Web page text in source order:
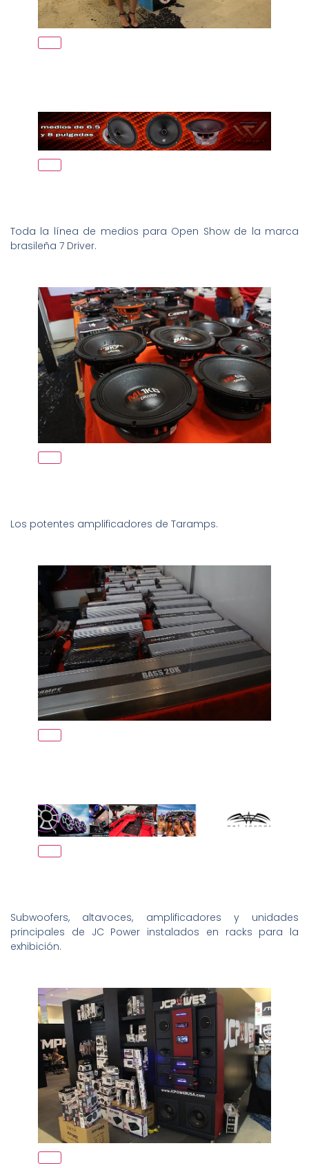
Toda la línea de medios para Open Show de la marca
brasileña 7 Driver.
Los potentes amplificadores de Taramps.
Subwoofers, altavoces, amplificadores y unidades
principales de JC Power instalados en racks para la
exhibición.